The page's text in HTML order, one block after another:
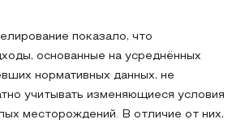
показало, что
основанные на усреднённых
нормативных данных, не
учитывать изменяющиеся условия
месторождений. В отличие от них,